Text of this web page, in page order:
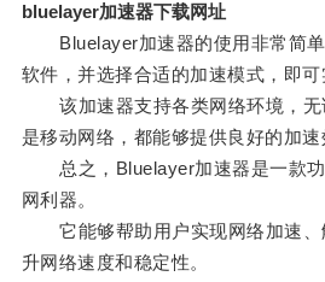
bluelayer加速器下载网址
Bluelayer加速器的使用非常简单
软件，并选择合适的加速模式，即可
该加速器支持各类网络环境，无
是移动网络，都能够提供良好的加速
总之，Bluelayer加速器是一款功
网利器。
它能够帮助用户实现网络加速、
升网络速度和稳定性。